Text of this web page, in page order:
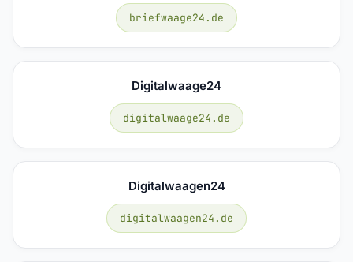
briefwaage24.de
Digitalwaage24
digitalwaage24.de
Digitalwaagen24
digitalwaagen24.de